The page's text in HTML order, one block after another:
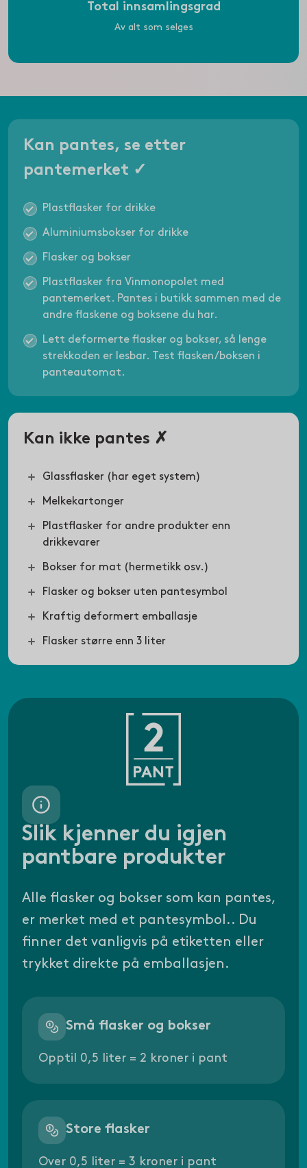
Total innsamlingsgrad
Av alt som selges
Kan pantes, se etter
pantemerket ✓
Plastflasker for drikke
Aluminiumsbokser for drikke
Flasker og bokser
Plastflasker fra Vinmonopolet med
pantemerket. Pantes i butikk sammen med de
andre flaskene og boksene du har.
Lett deformerte flasker og bokser, så lenge
strekkoden er lesbar. Test flasken/boksen i
panteautomat.
Kan ikke pantes ✗
Glassflasker (har eget system)
Melkekartonger
Plastflasker for andre produkter enn
drikkevarer
Bokser for mat (hermetikk osv.)
Flasker og bokser uten pantesymbol
Kraftig deformert emballasje
Flasker større enn 3 liter
Slik kjenner du igjen
pantbare produkter
Alle flasker og bokser som kan pantes,
er merket med et pantesymbol.. Du
finner det vanligvis på etiketten eller
trykket direkte på emballasjen.
Små flasker og bokser
Opptil 0,5 liter = 2 kroner i pant
Store flasker
Over 0,5 liter = 3 kroner i pant